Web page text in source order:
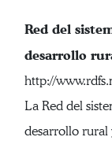
Red del
desarrollo
http://
La Red del
desarrollo rural